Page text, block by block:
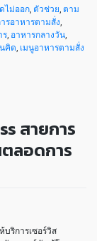
ไม่ออก ตัวช่วย ตาม
รอาหารตามสั่ง
ร อาหารกลางวัน
คิด เมนูอาหารตามสั่ง
สายการ
ลอดการ
บริการเซอร์วิส